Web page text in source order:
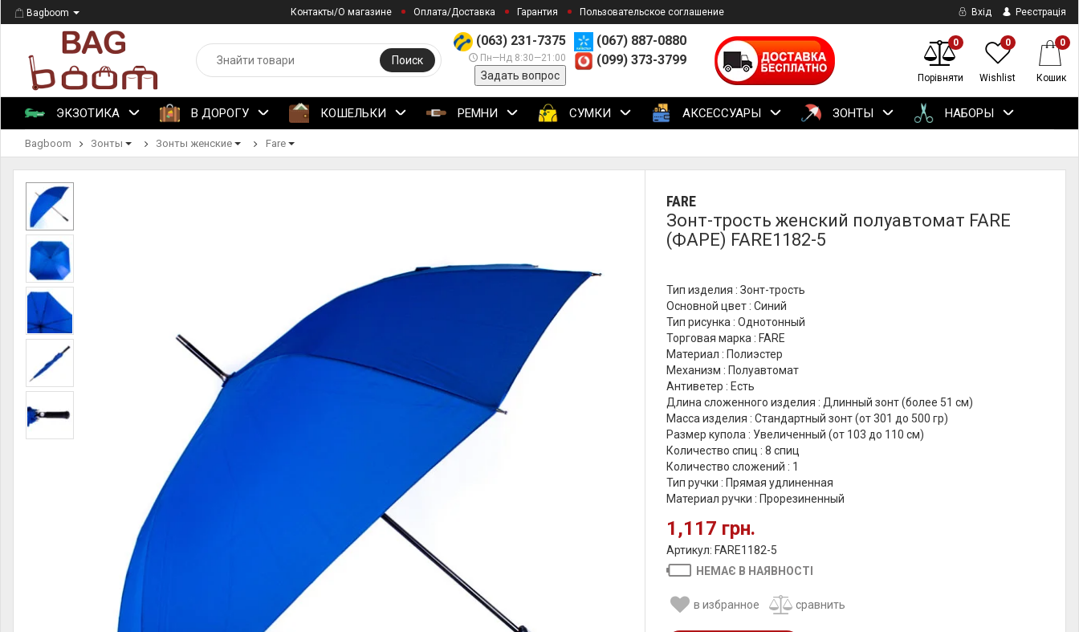
Bagboom Контакты/О магазине Оплата/Доставка Гарантия Пользовательское соглашение Вхід Реєстрація
(063) 231-7375
Пн—Нд 8:30—21:00
Задать вопрос
(067) 887-0880
(099) 373-3799
Поиск
0
Порівняти
0
Wishlist
0
Кошик
ЭКЗОТИКА В ДОРОГУ КОШЕЛЬКИ РЕМНИ СУМКИ АКСЕССУАРЫ ЗОНТЫ НАБОРЫ
Bagboom Зонты Зонты женские Fare
FARE
Зонт-трость женский полуавтомат FARE
(ФАРЕ) FARE1182-5
Тип изделия : Зонт-трость
Основной цвет : Синий
Тип рисунка : Однотонный
Торговая марка : FARE
Материал : Полиэстер
Механизм : Полуавтомат
Антиветер : Есть
Длина сложенного изделия : Длинный зонт (более 51 см)
Масса изделия : Стандартный зонт (от 301 до 500 гр)
Размер купола : Увеличенный (от 103 до 110 см)
Количество спиц : 8 спиц
Количество сложений : 1
Тип ручки : Прямая удлиненная
Материал ручки : Прорезиненный
1,117 грн.
Артикул: FARE1182-5
НЕМАЄ В НАЯВНОСТІ
в избранное сравнить